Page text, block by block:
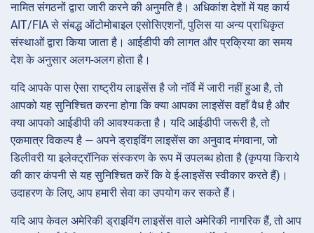
नामित संगठनों द्वारा जारी करने की अनुमति है। अधिकांश देशों में यह कार्य
AIT/FIA से संबद्ध ऑटोमोबाइल एसोसिएशनों, पुलिस या अन्य प्राधिकृत
संस्थाओं द्वारा किया जाता है। आईडीपी की लागत और प्रक्रिया का समय
देश के अनुसार अलग-अलग होता है।
यदि आपके पास ऐसा राष्ट्रीय लाइसेंस है जो नॉर्वे में जारी नहीं हुआ है, तो
आपको यह सुनिश्चित करना होगा कि क्या आपका लाइसेंस वहाँ वैध है और
क्या आपको आईडीपी की आवश्यकता है। यदि आईडीपी जरूरी है, तो
एकमात्र विकल्प है — अपने ड्राइविंग लाइसेंस का अनुवाद मंगवाना, जो
डिलीवरी या इलेक्ट्रॉनिक संस्करण के रूप में उपलब्ध होता है (कृपया किराये
की कार कंपनी से यह सुनिश्चित करें कि वे ई-लाइसेंस स्वीकार करते हैं)।
उदाहरण के लिए, आप हमारी सेवा का उपयोग कर सकते हैं।
यदि आप केवल अमेरिकी ड्राइविंग लाइसेंस वाले अमेरिकी नागरिक हैं, तो आप